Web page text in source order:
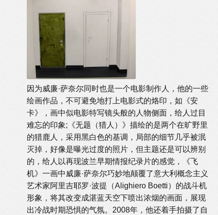
因为威廉·萨奈尔同时也是一个电影制作人，他的一些
绘画作品，不可避免地打上电影式的烙印，如《安
卡》，画中似电影特写镜头般的人物侧面，给人过目
难忘的印象;《无题（猎人）》描绘的是两个在旷野里
的猎鹿人，采用黑白色的基调，局部的细节几乎被泯
灭掉，好像是曝光过度的照片，但主题还是可以辨别
的，给人以再现波兰早期情报纪录片的感觉，《飞
机》一画中威廉·萨奈尔巧妙地颠覆了意大利概念主义
艺术家阿里吉耶罗·波提（Alighiero Boetti）的战斗机
形象，将其改变成湛蓝天空下喷出浓烟的画面，展现
出冷战时期恐惧的气氛。2008年，他还着手拍摄了自